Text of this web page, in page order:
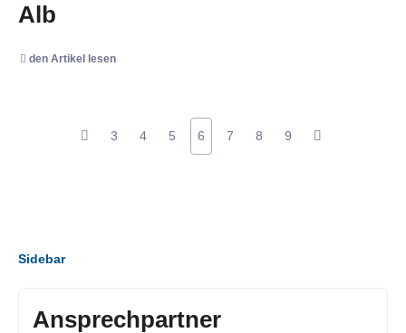
Alb
den Artikel lesen
3 4 5 6 7 8 9
Sidebar
Ansprechpartner